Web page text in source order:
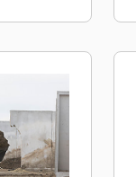
de
de
de